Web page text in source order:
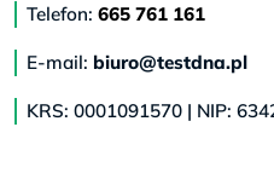
Telefon: 665 761 161
E-mail: biuro@testdna.pl
KRS: 0001091570 | NIP: